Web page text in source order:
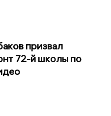
призвал
72-й школы по